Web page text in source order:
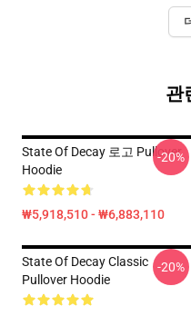
관
State Of Decay 로고 Pullover
Hoodie
₩5,918,510 - ₩6,883,110
-20%
State Of Decay Classic
Pullover Hoodie
-20%